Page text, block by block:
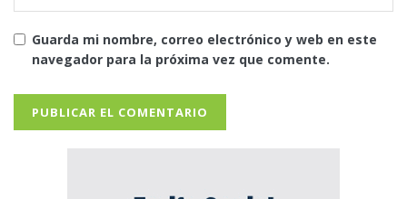
Guarda mi nombre, correo electrónico y web en este
navegador para la próxima vez que comente.